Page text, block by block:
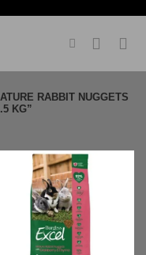
RABBIT NUGGETS
KG”